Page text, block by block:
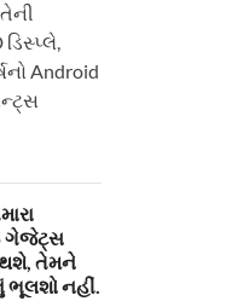
Android
ગેજેટ્સ
થશે, તેમને
ભૂલશો નહીં.